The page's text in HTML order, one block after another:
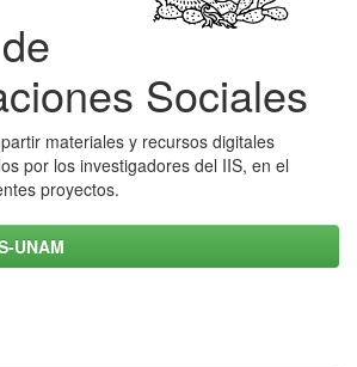
Sociales
materiales y recursos digitales
por los investigadores del IIS, en el
proyectos.
UNAM